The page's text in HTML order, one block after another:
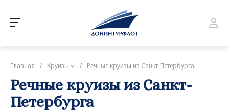
Главная / Круизы / Речные круизы из Санкт-Петербурга
Речные круизы из Санкт-
Петербурга